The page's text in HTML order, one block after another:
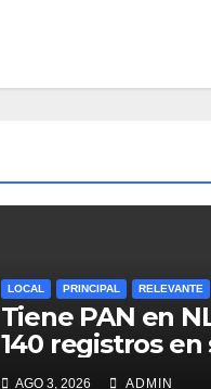
LOCAL PRINCIPAL RELEVANTE
Tiene PAN en
140 registros en
interna, entre
AGO 3, 2026 ADMIN